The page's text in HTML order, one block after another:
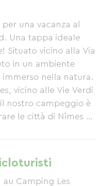
una vacanza al
Una tappa ideale
Situato vicino alla Via
in un ambiente
nella natura.
vicino alle Vie Verdi
nostro campeggio è
le città di Nîmes e
Cévennes. Visita
con la sua
tempo, sede di
au Camping Les